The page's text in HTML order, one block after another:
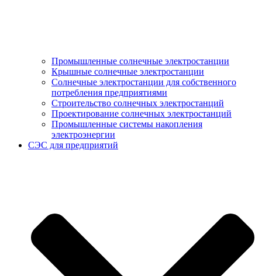
Промышленные солнечные электростанции
Крышные солнечные электростанции
Солнечные электростанции для собственного
потребления предприятиями
Строительство солнечных электростанций
Проектирование солнечных электростанций
Промышленные системы накопления
электроэнергии
СЭС для предприятий